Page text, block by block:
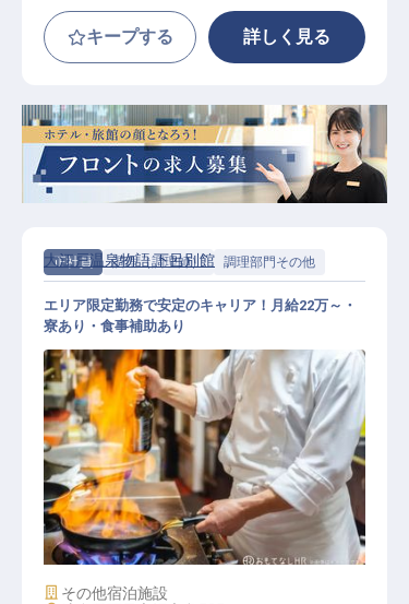
キープする 詳しく見る
正社員 調理（調理師） 調理部門その他
バイキングレストラン調理スタッフ
（下呂地区限定社員）
大江戸温泉物語 下呂別館
エリア限定勤務で安定のキャリア！月給22万～・
寮あり・食事補助あり
施設業態
その他宿泊施設